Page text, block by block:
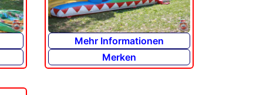
Mehr Informationen
Merken